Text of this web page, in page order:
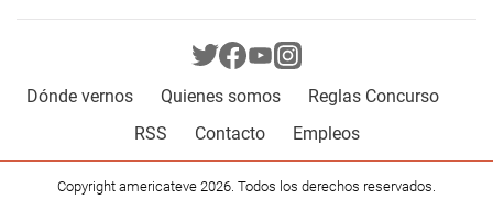
Dónde vernos Quienes somos
Reglas Concurso
RSS
Contacto Empleos
Copyright americateve 2026. Todos los derechos reservados.